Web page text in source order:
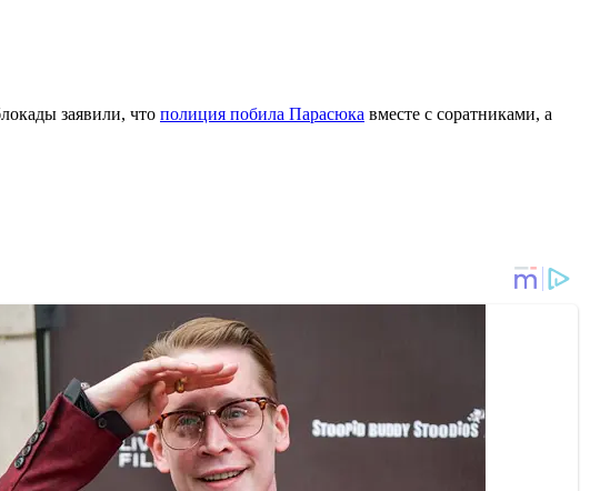
заявили, что полиция побила Парасюка вместе с соратниками, а